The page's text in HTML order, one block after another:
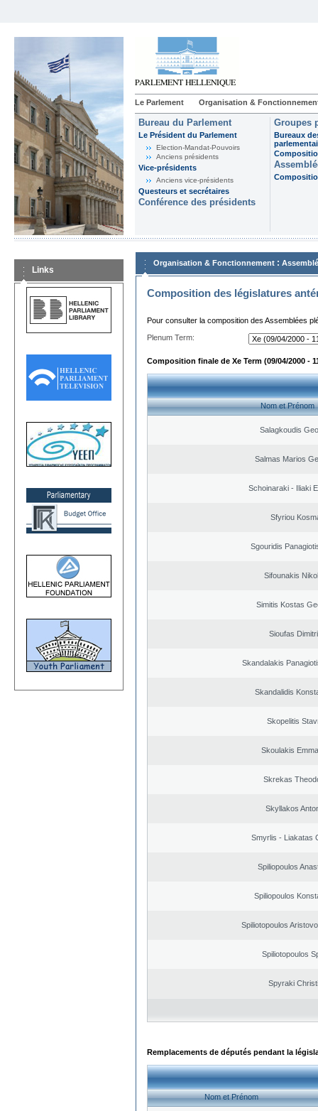
Le Parlement Organisation &
Bureau du Parlement
Le Président du Parlement
Election-Mandat-Pouvoirs
Anciens présidents
Vice-présidents
Anciens vice-présidents
Questeurs et secrétaires
Conférence des présidents
Groupes
Bureaux
Links
Organisation & Fonctionnement :
Composition des législatures
Pour consulter la composition des Assemblées
Plenum Term:
Composition finale de Xe Term (09/04/2000 -
Nom et Prénom
Salagkoudis
Salmas Marios
Schoinaraki - Iliaki
Sfyriou
Sgouridis
Sifounakis
Simitis Kostas
Sioufas
Skandalakis
Skandalidis
Skopelitis
Skoulakis
Skrekas
Skyllakos
Smyrlis - Liakatas
Spiliopoulos
Spiliopoulos
Spiliotopoulos
Spiliotopoulos
Spyraki
Remplacements de députés pendant la
Nom et Prénom